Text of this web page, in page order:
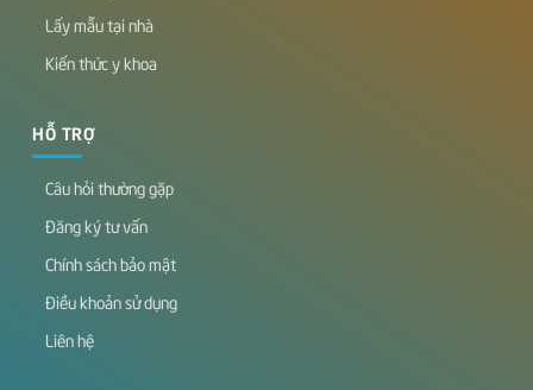
Lấy mẫu tại nhà
Kiến thức y khoa
HỖ TRỢ
Câu hỏi thường gặp
Đăng ký tư vấn
Chính sách bảo mật
Điều khoản sử dụng
Liên hệ